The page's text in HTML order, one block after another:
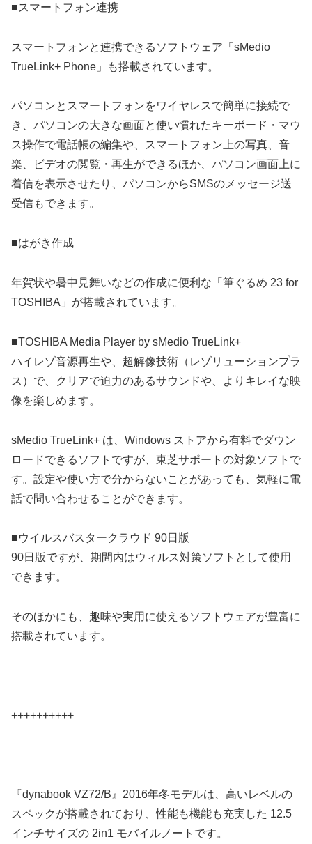
■スマートフォン連携
スマートフォンと連携できるソフトウェア「sMedio
TrueLink+ Phone」も搭載されています。
パソコンとスマートフォンをワイヤレスで簡単に接続で
き、パソコンの大きな画面と使い慣れたキーボード・マウ
ス操作で電話帳の編集や、スマートフォン上の写真、音
楽、ビデオの閲覧・再生ができるほか、パソコン画面上に
着信を表示させたり、パソコンからSMSのメッセージ送
受信もできます。
■はがき作成
年賀状や暑中見舞いなどの作成に便利な「筆ぐるめ 23 for
TOSHIBA」が搭載されています。
■TOSHIBA Media Player by sMedio TrueLink+
ハイレゾ音源再生や、超解像技術（レゾリューションプラ
ス）で、クリアで迫力のあるサウンドや、よりキレイな映
像を楽しめます。
sMedio TrueLink+ は、Windows ストアから有料でダウン
ロードできるソフトですが、東芝サポートの対象ソフトで
す。設定や使い方で分からないことがあっても、気軽に電
話で問い合わせることができます。
■ウイルスバスタークラウド 90日版
90日版ですが、期間内はウィルス対策ソフトとして使用
できます。
そのほかにも、趣味や実用に使えるソフトウェアが豊富に
搭載されています。
++++++++++
『dynabook VZ72/B』2016年冬モデルは、高いレベルの
スペックが搭載されており、性能も機能も充実した 12.5
インチサイズの 2in1 モバイルノートです。